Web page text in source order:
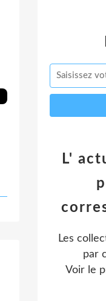
L'
Les
par
Voir le